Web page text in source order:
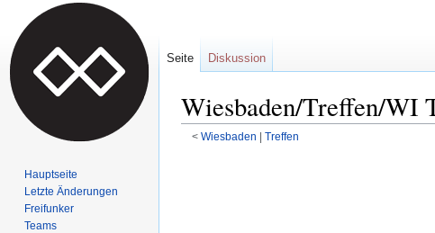
Wiesbaden/Treffen/WI
< Wiesbaden Treffen
Seite Diskussion
Hauptseite
Letzte Änderungen
Freifunker
Teams